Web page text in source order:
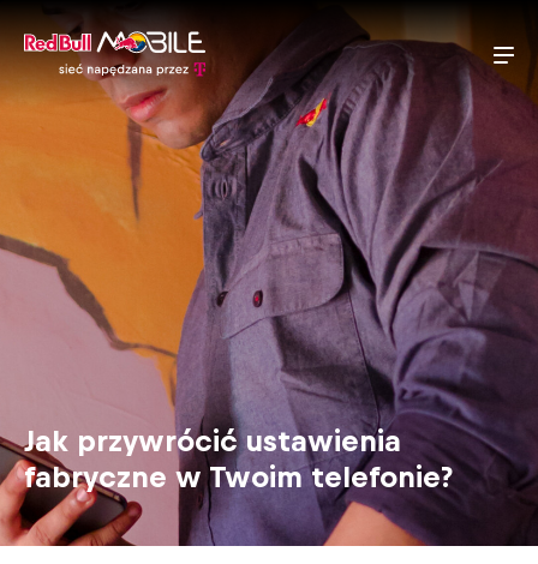
Jak przywrócić ustawienia
fabryczne w Twoim telefonie?